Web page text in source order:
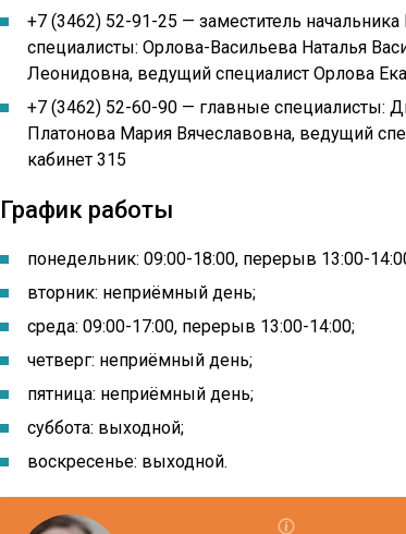
+7 (3462) 52-91-25 — заместитель
специалисты: Орлова-Васильева Наталья
Леонидовна, ведущий специалист Орлова
+7 (3462) 52-60-90 — главные специалисты:
Платонова Мария Вячеславовна, ведущий
кабинет 315
График работы
понедельник: 09:00-18:00, перерыв 13:00-
вторник: неприёмный день;
среда: 09:00-17:00, перерыв 13:00-14:00;
четверг: неприёмный день;
пятница: неприёмный день;
суббота: выходной;
воскресенье: выходной.